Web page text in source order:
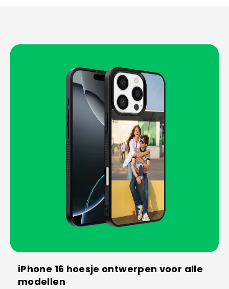
iPhone 16 hoesje ontwerpen voor alle
modellen